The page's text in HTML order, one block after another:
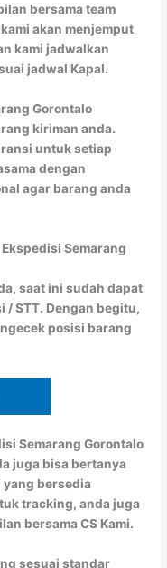
bersama team
akan menjemput
kami jadwalkan
jadwal Kapal.
Gorontalo
kiriman anda.
untuk setiap
dengan
agar barang anda
Ekspedisi Semarang
saat ini sudah dapat
/ STT. Dengan begitu,
posisi barang
Semarang Gorontalo
juga bisa bertanya
yang bersedia
tracking, anda juga
bersama CS Kami.
sesuai standar